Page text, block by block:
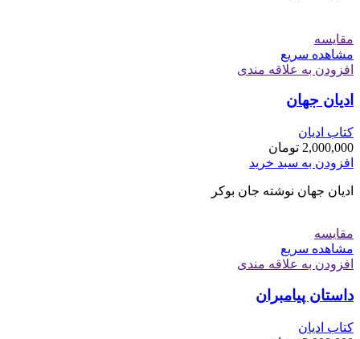
مقایسه
مشاهده سریع
افزودن به علاقه مندی
ادیان جهان
کتاب ادیان
2,000,000 تومان
افزودن به سبد خرید
ادیان جهان نوشته جان بوکر
مقایسه
مشاهده سریع
افزودن به علاقه مندی
داستان پیامبران
کتاب ادیان